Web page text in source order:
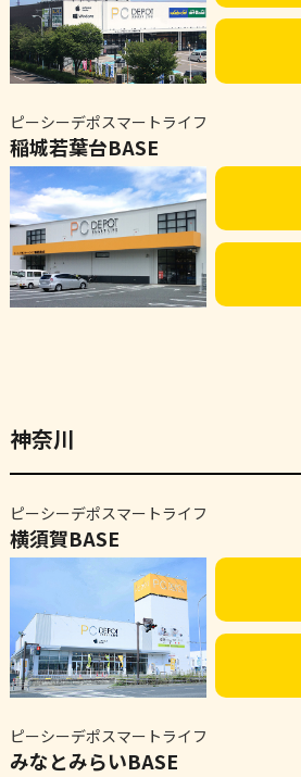
ピーシーデポスマートライフ
稲城若葉台BASE
神奈川
ピーシーデポスマートライフ
横須賀BASE
ピーシーデポスマートライフ
みなとみらいBASE